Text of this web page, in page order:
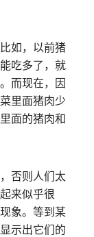
如，以前猪
吃多了，就
而现在，因
里面猪肉少
面的猪肉和
否则人们太
来似乎很
象。等到某
示出它们的